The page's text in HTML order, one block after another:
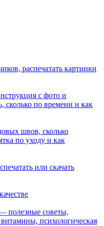
распечатать картинки
с фото и
сколько по времени и как
швов, сколько
по уходу и как
или скачать
полезные советы,
психологическая